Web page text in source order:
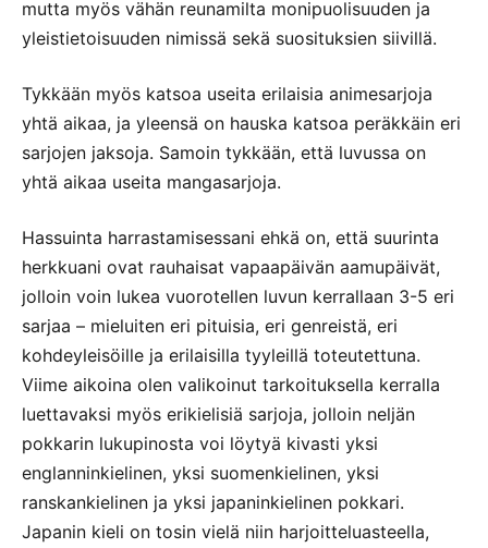
mutta myös vähän reunamilta monipuolisuuden ja
yleistietoisuuden nimissä sekä suosituksien siivillä.
Tykkään myös katsoa useita erilaisia animesarjoja
yhtä aikaa, ja yleensä on hauska katsoa peräkkäin eri
sarjojen jaksoja. Samoin tykkään, että luvussa on
yhtä aikaa useita mangasarjoja.
Hassuinta harrastamisessani ehkä on, että suurinta
herkkuani ovat rauhaisat vapaapäivän aamupäivät,
jolloin voin lukea vuorotellen luvun kerrallaan 3-5 eri
sarjaa – mieluiten eri pituisia, eri genreistä, eri
kohdeyleisöille ja erilaisilla tyyleillä toteutettuna.
Viime aikoina olen valikoinut tarkoituksella kerralla
luettavaksi myös erikielisiä sarjoja, jolloin neljän
pokkarin lukupinosta voi löytyä kivasti yksi
englanninkielinen, yksi suomenkielinen, yksi
ranskankielinen ja yksi japaninkielinen pokkari.
Japanin kieli on tosin vielä niin harjoitteluasteella,